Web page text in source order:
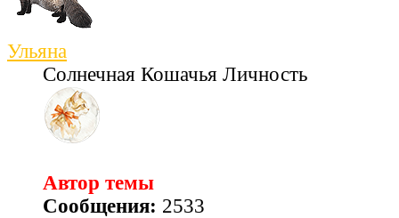
Ульяна
Солнечная Кошачья Личность
Автор темы
Сообщения: 2533